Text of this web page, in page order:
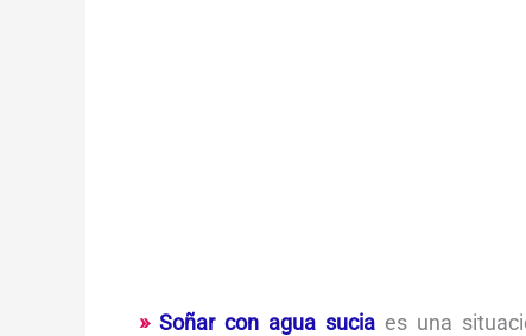
Soñar con agua suciaes una